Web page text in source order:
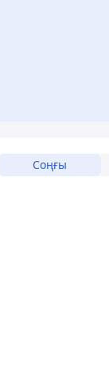
Соңғы